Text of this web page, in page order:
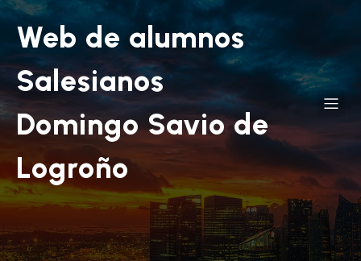
Web de alumnos
Salesianos
Domingo Savio de
Logroño